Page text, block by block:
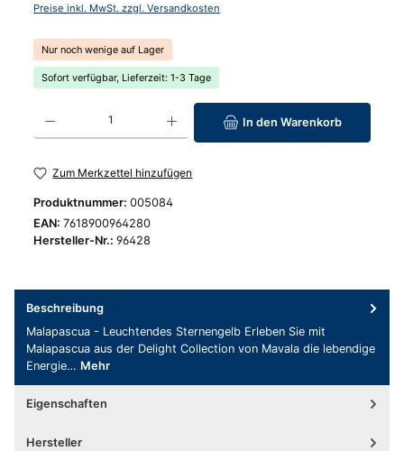
Preise inkl. MwSt. zzgl. Versandkosten
Nur noch wenige auf Lager
Sofort verfügbar, Lieferzeit: 1-3 Tage
Produkt Anzahl: Gib den gewünschten Wert ein oder benutze die
In den Warenkorb
Zum Merkzettel hinzufügen
Produktnummer: 005084
EAN: 7618900964280
Hersteller-Nr.: 96428
Beschreibung
Malapascua - Leuchtendes Sternengelb Erleben Sie mit
Malapascua aus der Delight Collection von Mavala die lebendige
Energie… Mehr
Eigenschaften
Hersteller